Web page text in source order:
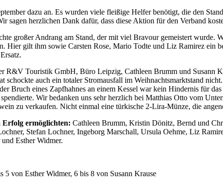
dazu an. Es wurden viele fleißige Helfer benötigt, die den
sagen herzlichen Dank dafür, dass diese Aktion für den Verband
großer Andrang am Stand, der mit viel Bravour gemeistert
Hier gilt ihm sowie Carsten Rose, Mario Todte und Liz Ramirez
R&V Touristik GmbH, Büro Leipzig, Cathleen Brumm und Susann
auch ein totaler Stromausfall im Weihnachtsmarktstand
Bruch eines Zapfhahnes an einem Kessel war kein Hindernis für
Wir bedanken uns sehr herzlich bei Matthias Otto vom
zu verkaufen. Nicht einmal eine türkische 2-Lira-Münze, die
Erfolg ermöglichten: Cathleen Brumm, Kristin Dönitz, Bernd und
Stefan Lochner, Ingeborg Marschall, Ursula Oehme, Liz
Esther Widmer.
von Esther Widmer, 6 bis 8 von Susann Krause